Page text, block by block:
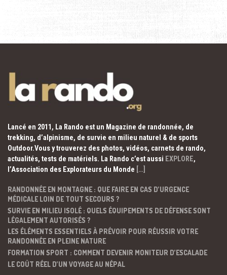
Lancé en 2011, La Rando est un Magazine de randonnée, de
trekking, d’alpinisme, de survie en milieu naturel & de sports
Outdoor.Vous y trouverez des photos, vidéos, carnets de rando,
actualités, tests de matériels. La Rando c’est aussi EXPLORE,
l’Association des Explorateurs du Monde […]
RANDONNÉE EN MONTAGNE : QUE FAIRE EN CAS D’URGENCE
MÉDICALE LOIN DE TOUT SECOURS ?
SURVIE EN MILIEU ISOLÉ : QUELS ÉQUIPEMENTS DE DÉFENSE SONT
LÉGALEMENT AUTORISÉS ?
LES ÉLÉMENTS ESSENTIELS À PRÉVOIR POUR RÉUSSIR VOTRE
RANDONNÉE EN PLEINE NATURE
FORMATION SPORT : COMMENT DEVENIR MONITEUR D’ESCALADE
LE COÛT RÉEL D’UN VOYAGE AU NÉPAL